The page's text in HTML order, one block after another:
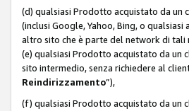
(d) qualsiasi Prodotto acquistato da un
(inclusi Google, Yahoo, Bing, o
altro sito che è parte del network di tali
(e) qualsiasi Prodotto acquistato da un
sito intermedio, senza richiedere al
Reindirizzamento”),
(f) qualsiasi Prodotto acquistato da un